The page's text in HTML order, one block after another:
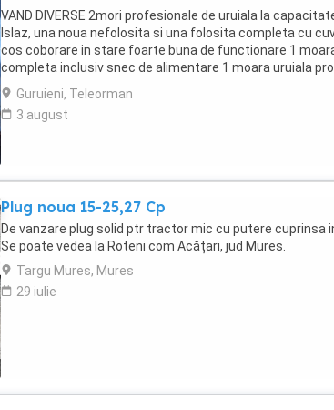
VAND DIVERSE 2mori profesionale de uruiala la
Islaz, una noua nefolosita si una folosita completa cu
cos coborare in stare foarte buna de functionare 1
completa inclusiv snec de alimentare 1 moara uruiala
Gruber de mare capacitate ...
Guruieni, Teleorman
3 august
Plug noua 15-25,27 Cp
De vanzare plug solid ptr tractor mic cu putere cuprinsa
Se poate vedea la Roteni com Acățari, jud Mures.
Targu Mures, Mures
29 iulie